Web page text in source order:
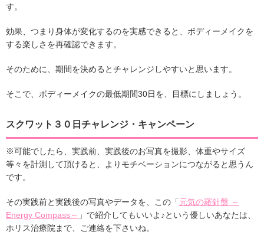
す。
効果、つまり身体が変化するのを実感できると、ボディーメイクを
する楽しさを再確認できます。
そのために、期間を決めるとチャレンジしやすいと思います。
そこで、ボディーメイクの最低期間30日を、目標にしましょう。
スクワット３０日チャレンジ・キャンペーン
※可能でしたら、実践前、実践後のお写真を撮影、体重やサイズ
等々を計測して頂けると、よりモチベーションにつながると思うん
です。
その実践前と実践後の写真やデータを、この「元気の羅針盤 ～
Energy Compass～ 」で紹介してもいいよ♪という優しいあなたは、
ホリス治療院まで、ご連絡を下さいね。